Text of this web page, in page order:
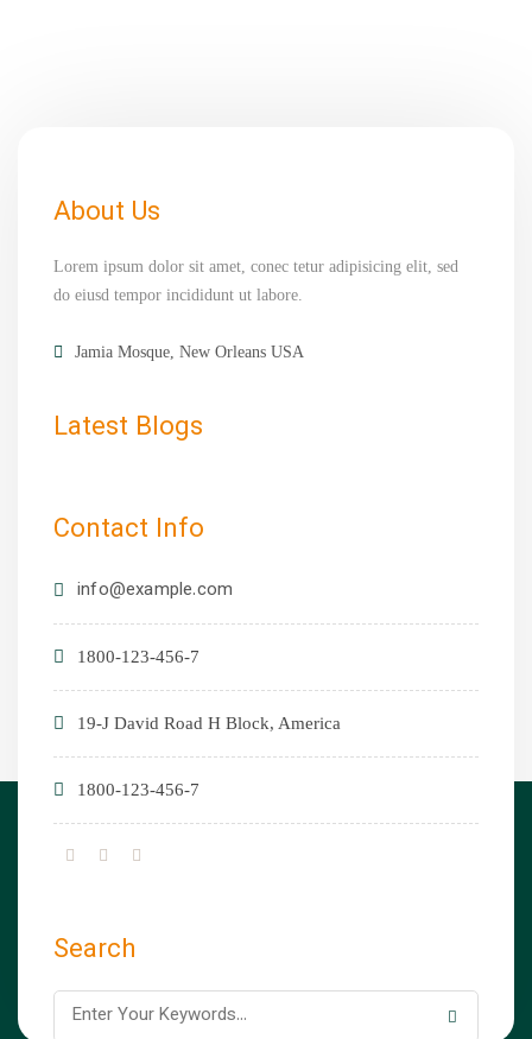
About Us
Lorem ipsum dolor sit amet, conec tetur adipisicing elit, sed
do eiusd tempor incididunt ut labore.
Jamia Mosque, New Orleans USA
Latest Blogs
Contact Info
info@example.com
1800-123-456-7
19-J David Road H Block, America
1800-123-456-7
Search